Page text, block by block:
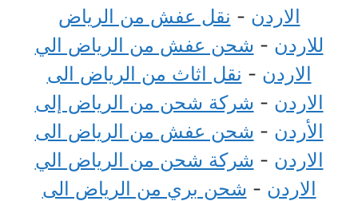
الاردن - نقل عفش من الرياض
للاردن - شحن عفش من الرياض الي
الاردن - نقل اثاث من الرياض الى
الاردن - شركة شحن من الرياض إلى
الأردن - شحن عفش من الرياض الى
الاردن - شركة شحن من الرياض الي
الاردن - شحن بري من الرياض الى